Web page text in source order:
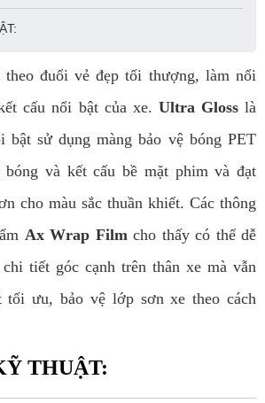
theo đuổi vẻ đẹp tối thượng, làm nổi
cấu nổi bật của xe. Ultra Glosslà
bật sử dụng màng bảo vệ bóng PET
và kết cấu bề mặt phim và đạt
cho màu sắc thuần khiết. Các thông
Ax Wrap Filmcho thấy có thể dễ
tiết góc cạnh trên thân xe mà vẫn
tối ưu, bảo vệ lớp sơn xe theo cách
THUẬT: